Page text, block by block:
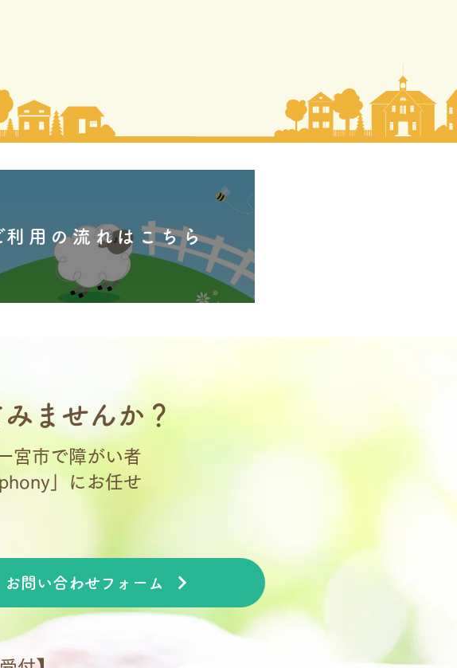
利用の流れはこちら
ませんか？
宮市で障がい者
」にお任せ
お問い合わせフォーム